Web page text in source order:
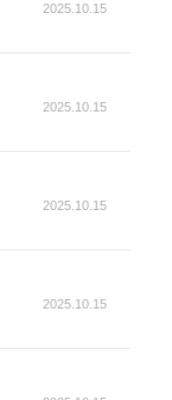
2025.10.15
2025.10.15
2025.10.15
2025.10.15